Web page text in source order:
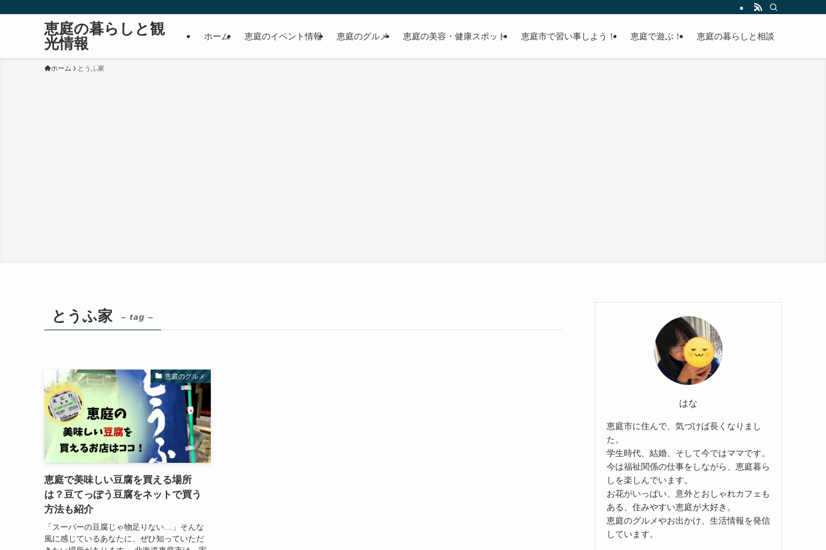
恵庭の暮らしと観
光情報
ホーム 恵庭のイベント情報 恵庭のグルメ 恵庭の美容・健康スポット 恵庭市で習い事しよう！ 恵庭で遊ぶ！ 恵庭の暮らしと相談
ホーム とうふ家
とうふ家 – tag –
恵庭のグルメ
恵庭で美味しい豆腐を買える場所
は？豆てっぽう豆腐をネットで買う
方法も紹介
「スーパーの豆腐じゃ物足りない…」そんな
風に感じているあなたに、ぜひ知っていただ
はな
恵庭市に住んで、気づけば長くなりまし
た。
学生時代、結婚、そして今ではママです。
今は福祉関係の仕事をしながら、恵庭暮ら
しを楽しんでいます。
お花がいっぱい、意外とおしゃれカフェも
ある、住みやすい恵庭が大好き。
恵庭のグルメやお出かけ、生活情報を発信
しています。